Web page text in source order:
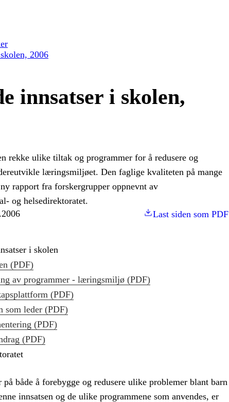
2006
innsatser i skolen,
rekke ulike tiltak og programmer for å redusere og
læringsmiljøet. Den faglige kvaliteten på mange
rapport fra forskergrupper oppnevnt av
og helsedirektoratet.
Last siden som PDF
i skolen
(PDF)
av programmer - læringsmiljø (PDF)
(PDF)
som leder (PDF)
(PDF)
(PDF)
på både å forebygge og redusere ulike problemer blant barn
innsatsen og de ulike programmene som anvendes, er